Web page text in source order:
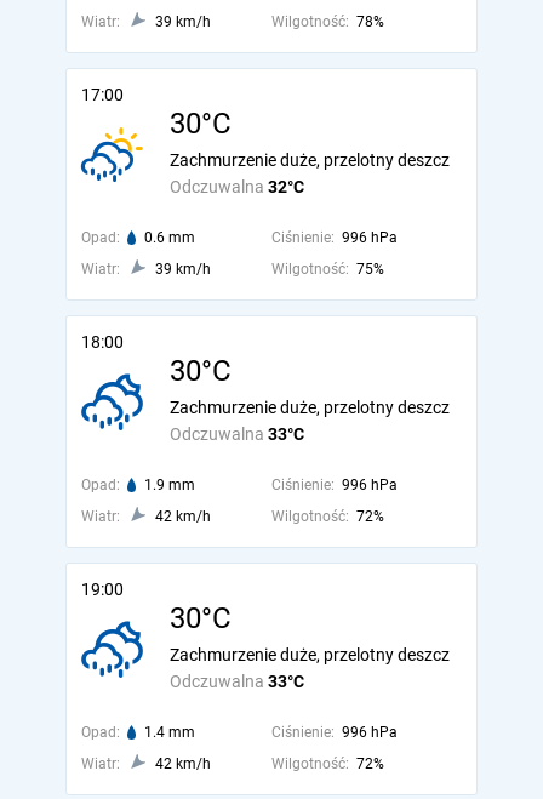
Wiatr:
39 km/h Wilgotność: 78%
17:00
30°C
Odczuwalna 32°C
Zachmurzenie duże, przelotny deszcz
Opad: 0.6 mm Ciśnienie: 996 hPa
Wiatr:
39 km/h Wilgotność: 75%
18:00
30°C
Odczuwalna 33°C
Zachmurzenie duże, przelotny deszcz
Opad: 1.9 mm Ciśnienie: 996 hPa
Wiatr:
42 km/h Wilgotność: 72%
19:00
30°C
Odczuwalna 33°C
Zachmurzenie duże, przelotny deszcz
Opad: 1.4 mm Ciśnienie: 996 hPa
Wiatr:
42 km/h Wilgotność: 72%